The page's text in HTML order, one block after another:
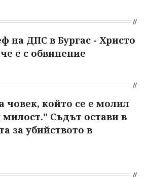
на ДПС в Бургас - Христо
е с обвинение
човек, който се е молил
Съдът остави в
за убийството в